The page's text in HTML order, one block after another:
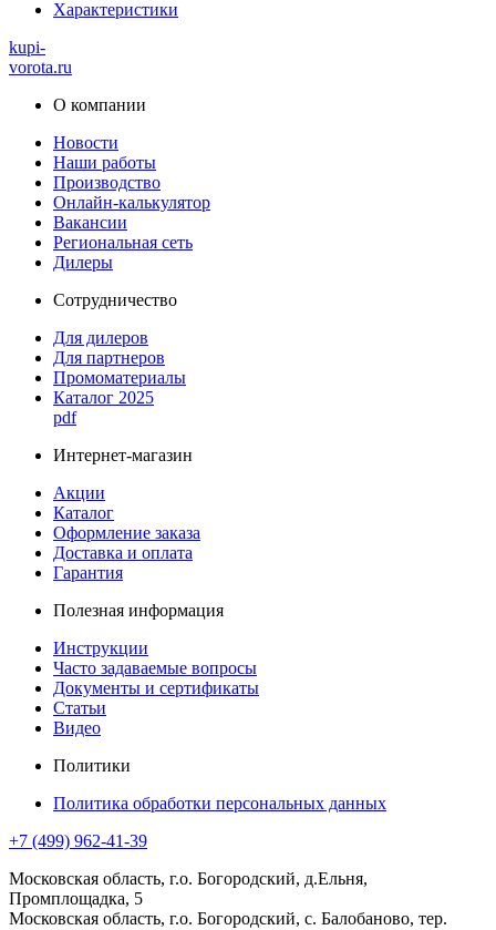
Характеристики
kupi-
vorota.ru
О компании
Новости
Наши работы
Производство
Онлайн-калькулятор
Вакансии
Региональная сеть
Дилеры
Сотрудничество
Для дилеров
Для партнеров
Промоматериалы
Каталог 2025
pdf
Интернет-магазин
Акции
Каталог
Оформление заказа
Доставка и оплата
Гарантия
Полезная информация
Инструкции
Часто задаваемые вопросы
Документы и сертификаты
Статьи
Видео
Политики
Политика обработки персональных данных
+7 (499) 962-41-39
Московская область, г.о. Богородский, д.Ельня,
Промплощадка, 5
Московская область, г.о. Богородский, с. Балобаново, тер.